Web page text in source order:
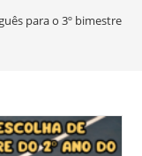
para o 3º bimestre